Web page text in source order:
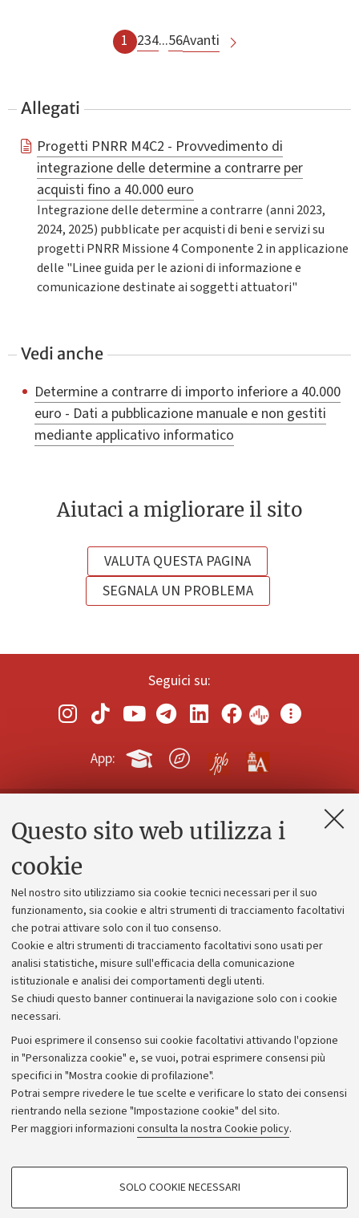
Questo sito web utilizza i
cookie
Nel nostro sito utilizziamo sia cookie tecnici necessari per il suo
funzionamento, sia cookie e altri strumenti di tracciamento facoltativi
che potrai attivare solo con il tuo consenso.
Cookie e altri strumenti di tracciamento facoltativi sono usati per
analisi statistiche, misure sull'efficacia della comunicazione
istituzionale e analisi dei comportamenti degli utenti.
Se chiudi questo banner continuerai la navigazione solo con i cookie
necessari.
Puoi esprimere il consenso sui cookie facoltativi attivando l'opzione
in "Personalizza cookie" e, se vuoi, potrai esprimere consensi più
specifici in "Mostra cookie di profilazione".
Potrai sempre rivedere le tue scelte e verificare lo stato dei consensi
rientrando nella sezione "Impostazione cookie" del sito.
Per maggiori informazioni consulta la nostra Cookie policy.
COOKIE DI PROFILAZIONE - FACOLTATIVI
SOLO COOKIE NECESSARI
1 234...56Avanti
Allegati
Progetti PNRR M4C2 - Provvedimento di
integrazione delle determine a contrarre per
acquisti fino a 40.000 euro
Integrazione delle determine a contrarre (anni 2023,
2024, 2025) pubblicate per acquisti di beni e servizi su
progetti PNRR Missione 4 Componente 2 in applicazione
delle "Linee guida per le azioni di informazione e
comunicazione destinate ai soggetti attuatori"
Vedi anche
Determine a contrarre di importo inferiore a 40.000
euro - Dati a pubblicazione manuale e non gestiti
mediante applicativo informatico
Aiutaci a migliorare il sito
VALUTA QUESTA PAGINA
SEGNALA UN PROBLEMA
Seguici su:
App:
Contatti e PEC
Alumni community
Piano strategico
Bilanci
Donazioni e 5x1000
Bandi, gare e concorsi
Albo online
Amministrazione trasparente
Atti di notifica
Informazioni sul sito e accessibilità
Dichiarazione di accessibilità
Privacy e note legali